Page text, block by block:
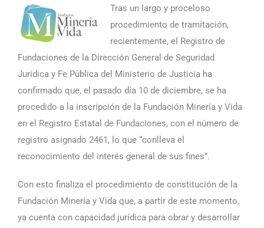
Tras un largo y proceloso
procedimiento de tramitación,
recientemente, el Registro de
Fundaciones de la Dirección General de Seguridad
Jurídica y Fe Pública del Ministerio de Justicia ha
confirmado que, el pasado día 10 de diciembre, se ha
procedido a la inscripción de la Fundación Minería y Vida
en el Registro Estatal de Fundaciones, con el número de
registro asignado 2461, lo que “conlleva el
reconocimiento del interés general de sus fines”.
Con esto finaliza el procedimiento de constitución de la
Fundación Minería y Vida que, a partir de este momento,
ya cuenta con capacidad jurídica para obrar y desarrollar